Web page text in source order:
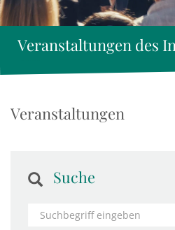
Veranstaltungen des
Veranstaltungen
Suche